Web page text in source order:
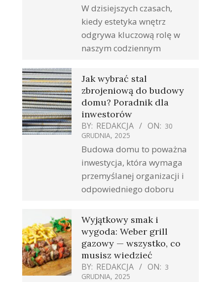
W dzisiejszych czasach,
kiedy estetyka wnętrz
odgrywa kluczową rolę w
naszym codziennym
Jak wybrać stal
zbrojeniową do budowy
domu? Poradnik dla
inwestorów
BY: REDAKCJA ON: 30
GRUDNIA, 2025
Budowa domu to poważna
inwestycja, która wymaga
przemyślanej organizacji i
odpowiedniego doboru
Wyjątkowy smak i
wygoda: Weber grill
gazowy — wszystko, co
musisz wiedzieć
BY: REDAKCJA ON: 3
GRUDNIA, 2025